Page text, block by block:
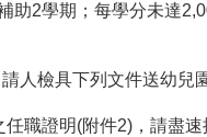
助2學期；每學分未達
人檢具下列文件送幼兒
職證明(附件2)，請盡速